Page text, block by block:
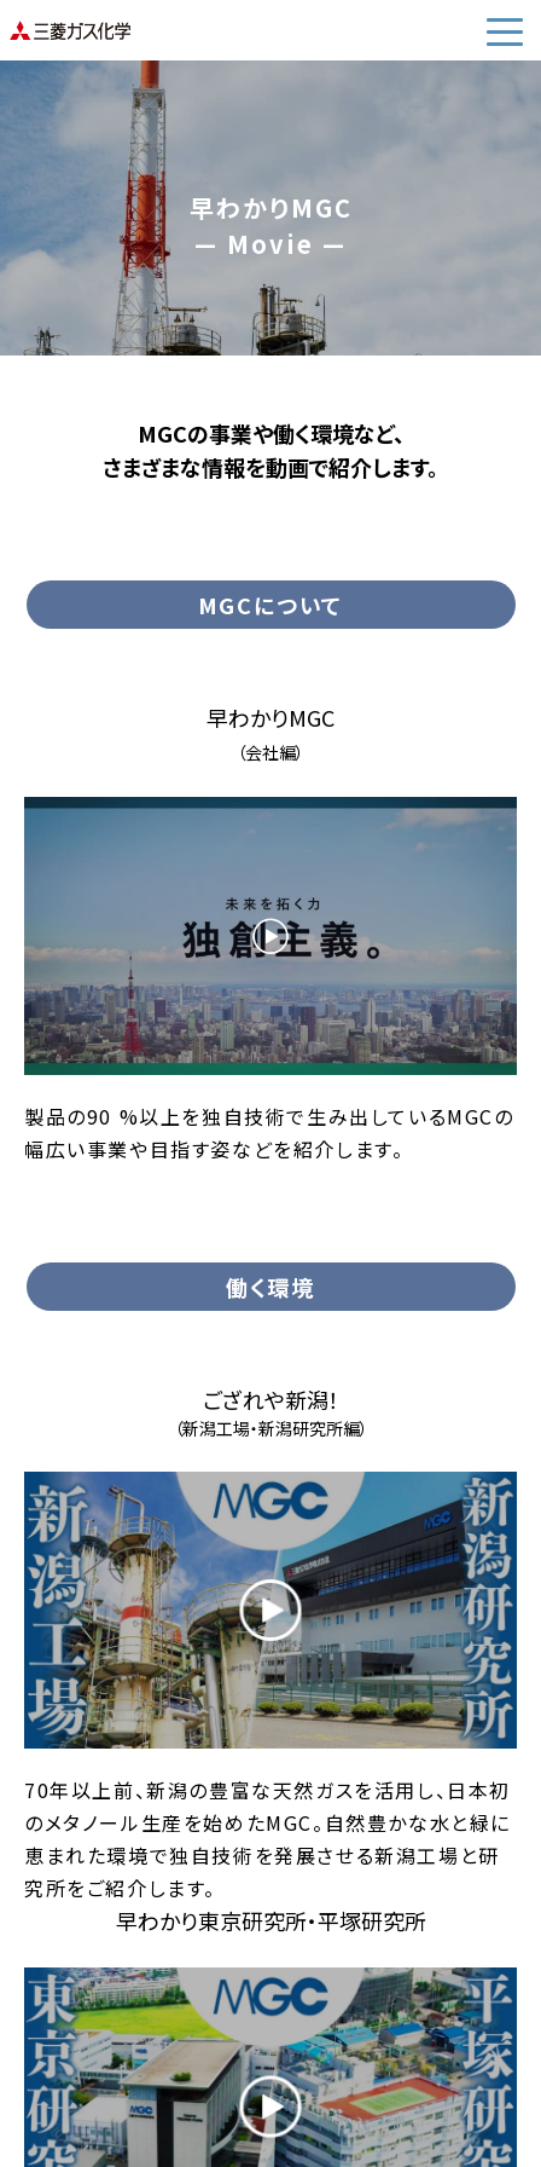
早わかりMGC
— Movie —
MGCの事業や働く環境など、
さまざまな情報を動画で紹介します。
MGCについて
早わかりMGC
（会社編）
製品の90 %以上を独自技術で生み出しているMGCの
幅広い事業や目指す姿などを紹介します。
働く環境
ござれや新潟！
（新潟工場・新潟研究所編）
70年以上前、新潟の豊富な天然ガスを活用し、日本初
のメタノール生産を始めたMGC。自然豊かな水と緑に
恵まれた環境で独自技術を発展させる新潟工場と研
究所をご紹介します。
早わかり東京研究所・平塚研究所